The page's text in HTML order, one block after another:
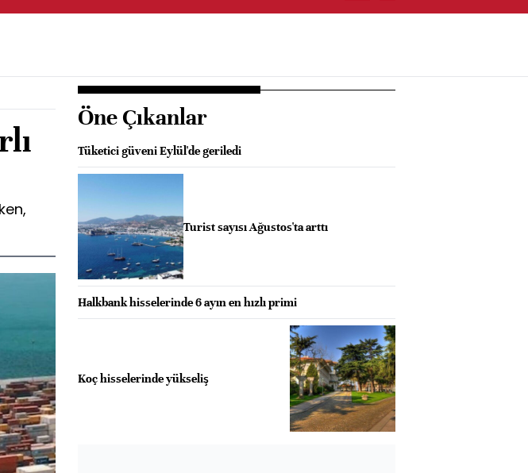
Öne Çıkanlar
Tüketici güveni Eylül'de geriledi
Turist sayısı Ağustos'ta arttı
Halkbank hisselerinde 6 ayın en hızlı primi
Koç hisselerinde yükseliş